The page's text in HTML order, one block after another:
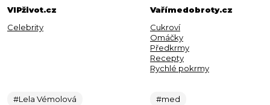
VIPživot.cz
Celebrity
#Lela Vémolová
Vařímedobroty.cz
Cukroví
Omáčky
Předkrmy
Recepty
Rychlé pokrmy
#med